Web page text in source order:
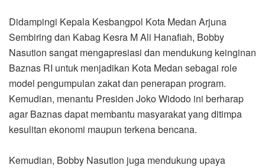
Didampingi Kepala Kesbangpol Kota Medan Arjuna
Sembiring dan Kabag Kesra M Ali Hanafiah, Bobby
Nasution sangat mengapresiasi dan mendukung keinginan
Baznas RI untuk menjadikan Kota Medan sebagai role
model pengumpulan zakat dan penerapan program.
Kemudian, menantu Presiden Joko Widodo ini berharap
agar Baznas dapat membantu masyarakat yang ditimpa
kesulitan ekonomi maupun terkena bencana.
Kemudian, Bobby Nasution juga mendukung upaya